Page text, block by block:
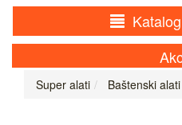
Super alati Baštenski alati